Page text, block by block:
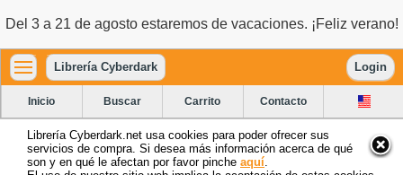
Del 3 a 21 de agosto estaremos de vacaciones. ¡Feliz verano!
Librería Cyberdark Login
Inicio Buscar Carrito Contacto
Librería Cyberdark.net usa cookies para poder ofrecer sus
servicios de compra. Si desea más información acerca de qué
son y en qué le afectan por favor pinche aquí